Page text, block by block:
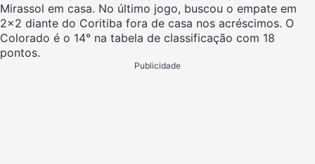
Mirassol em casa. No último jogo, buscou o empate em
2×2 diante do Coritiba fora de casa nos acréscimos. O
Colorado é o 14° na tabela de classificação com 18
pontos.
Publicidade